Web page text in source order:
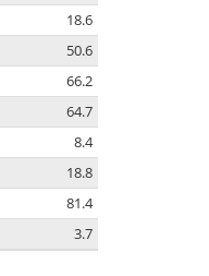
18.6
50.6
66.2
64.7
8.4
18.8
81.4
3.7